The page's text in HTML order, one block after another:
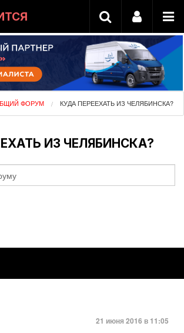
ФОРУМ КУДА ПЕРЕЕХАТЬ ИЗ ЧЕЛЯБИНСКА?
ИЗ ЧЕЛЯБИНСКА?
21 июня 2016 в 11:05